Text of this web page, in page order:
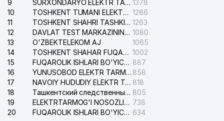
9
SURXONDARYO ELEKTR TARMOQLARI AJ 1378
10
TOSHKENT TUMANI ELEKTR TARMOG'I AVARIYA XIZMATI 1286
11
TOSHKENT SHAHRI TASHKILOT TELEFONLARI HAQIDA MA'LUMOT BYUROSI 1263
12
DAVLAT TEST MARKAZINING ISHONCH TELEFONLARI 1080
13
O'ZBEKTELEKOM AJ
1065
14
TOSHKENT SHAHAR FUQAROLIK ISHLARI BO'YICHA SUDI 1002
15
FUQAROLIK ISHLARI BO'YICHA YAKKASAROY TUMANLARARO SUDI 887
16
YUNUSOBOD ELEKTR TARMOG'I NOSOZLIKLARI XIZMATI 858
17
NAVOIY HUDUDIY ELEKTR TARMOQLARI KORXONASI AJ 818
18
Ташкентский следственный изолятор 805
19
ELEKTRTARMOG'I NOSOZLIKLARINI TO'ZATISH SERGELI XIZMATI 738
20
FUQAROLIK ISHLARI BO'YICHA UCH-TEPA TUMANI SUDI 634